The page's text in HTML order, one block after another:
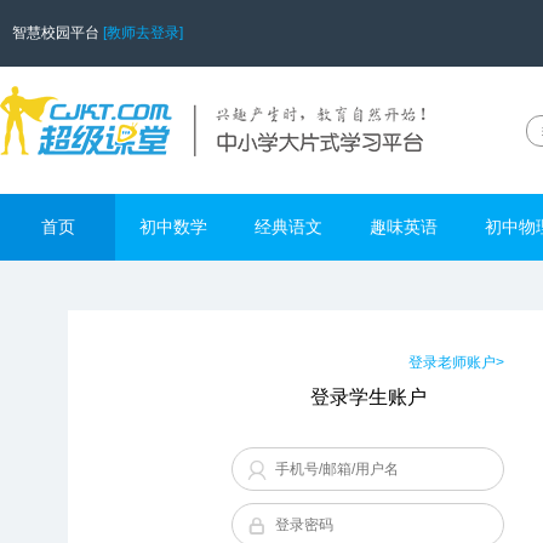
智慧校园平台 [教师去登录]
首页 初中数学 经典语文 趣味英语 初中物
登录老师账户>
登录学生账户